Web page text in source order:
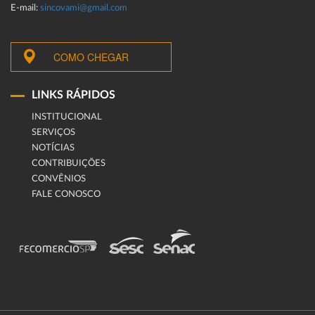
E-mail: sincovami@gmail.com
COMO CHEGAR
LINKS RÁPIDOS
INSTITUCIONAL
SERVIÇOS
NOTÍCIAS
CONTRIBUIÇÕES
CONVÊNIOS
FALE CONOSCO